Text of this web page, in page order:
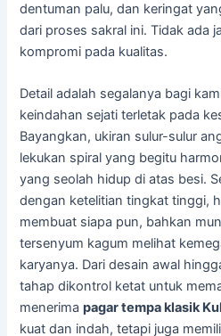
dentuman palu, dan keringat
dari proses sakral ini. Tidak ada
kompromi pada kualitas.
Detail adalah segalanya bagi
keindahan sejati terletak pada
Bayangkan, ukiran sulur-sulur
lekukan spiral yang begitu
yang seolah hidup di atas besi.
dengan ketelitian tingkat tinggi,
membuat siapa pun, bahkan
tersenyum kagum melihat
karyanya. Dari desain awal
tahap dikontrol ketat untuk
menerimapagar tempa klasik
kuat dan indah, tetapi juga